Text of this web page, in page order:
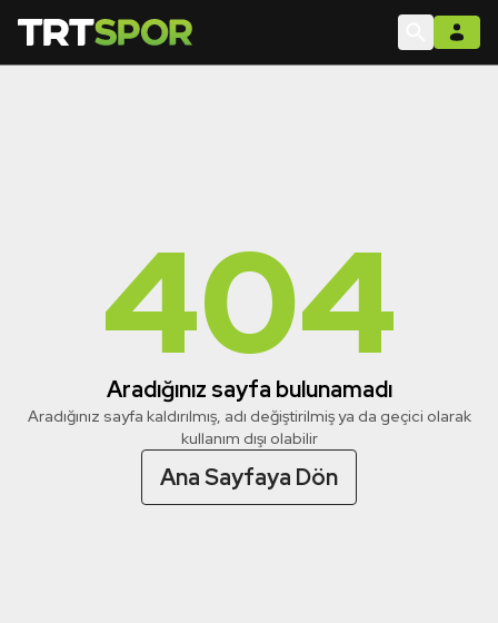
404
Aradığınız sayfa bulunamadı
Aradığınız sayfa kaldırılmış, adı değiştirilmiş ya da geçici olarak
kullanım dışı olabilir
Ana Sayfaya Dön